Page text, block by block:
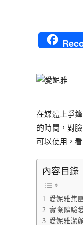
在媒體上爭
的時間，對
可以使用，
內容目錄
愛妮雅集
實際體驗
愛妮雅潔